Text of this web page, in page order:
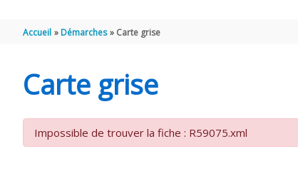
SAINT-
SEVER
Accueil Démarches Carte grise
Carte grise
Impossible de trouver la fiche : R59075.xml